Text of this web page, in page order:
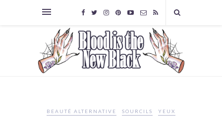
BEAUTÉ ALTERNATIVE SOURCILS YEUX